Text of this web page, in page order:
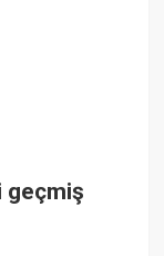
geçmiş